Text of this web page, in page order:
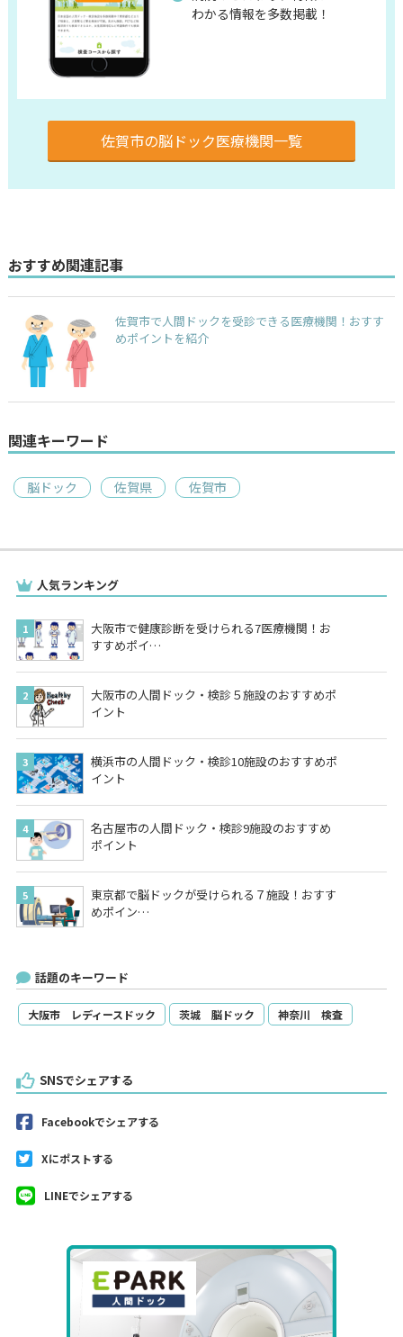
わかる情報を多数掲載！
佐賀市の脳ドック医療機関一覧
おすすめ関連記事
佐賀市で人間ドックを受診できる医療機関！おすす
めポイントを紹介
関連キーワード
脳ドック 佐賀県 佐賀市
人気ランキング
大阪市で健康診断を受けられる7医療機関！お
すすめポイ…
大阪市の人間ドック・検診５施設のおすすめポ
イント
横浜市の人間ドック・検診10施設のおすすめポ
イント
名古屋市の人間ドック・検診9施設のおすすめ
ポイント
東京都で脳ドックが受けられる７施設！おすす
めポイン…
話題のキーワード
大阪市 レディースドック 茨城 脳ドック 神奈川 検査
SNSでシェアする
Facebookでシェアする
Xにポストする
LINEでシェアする